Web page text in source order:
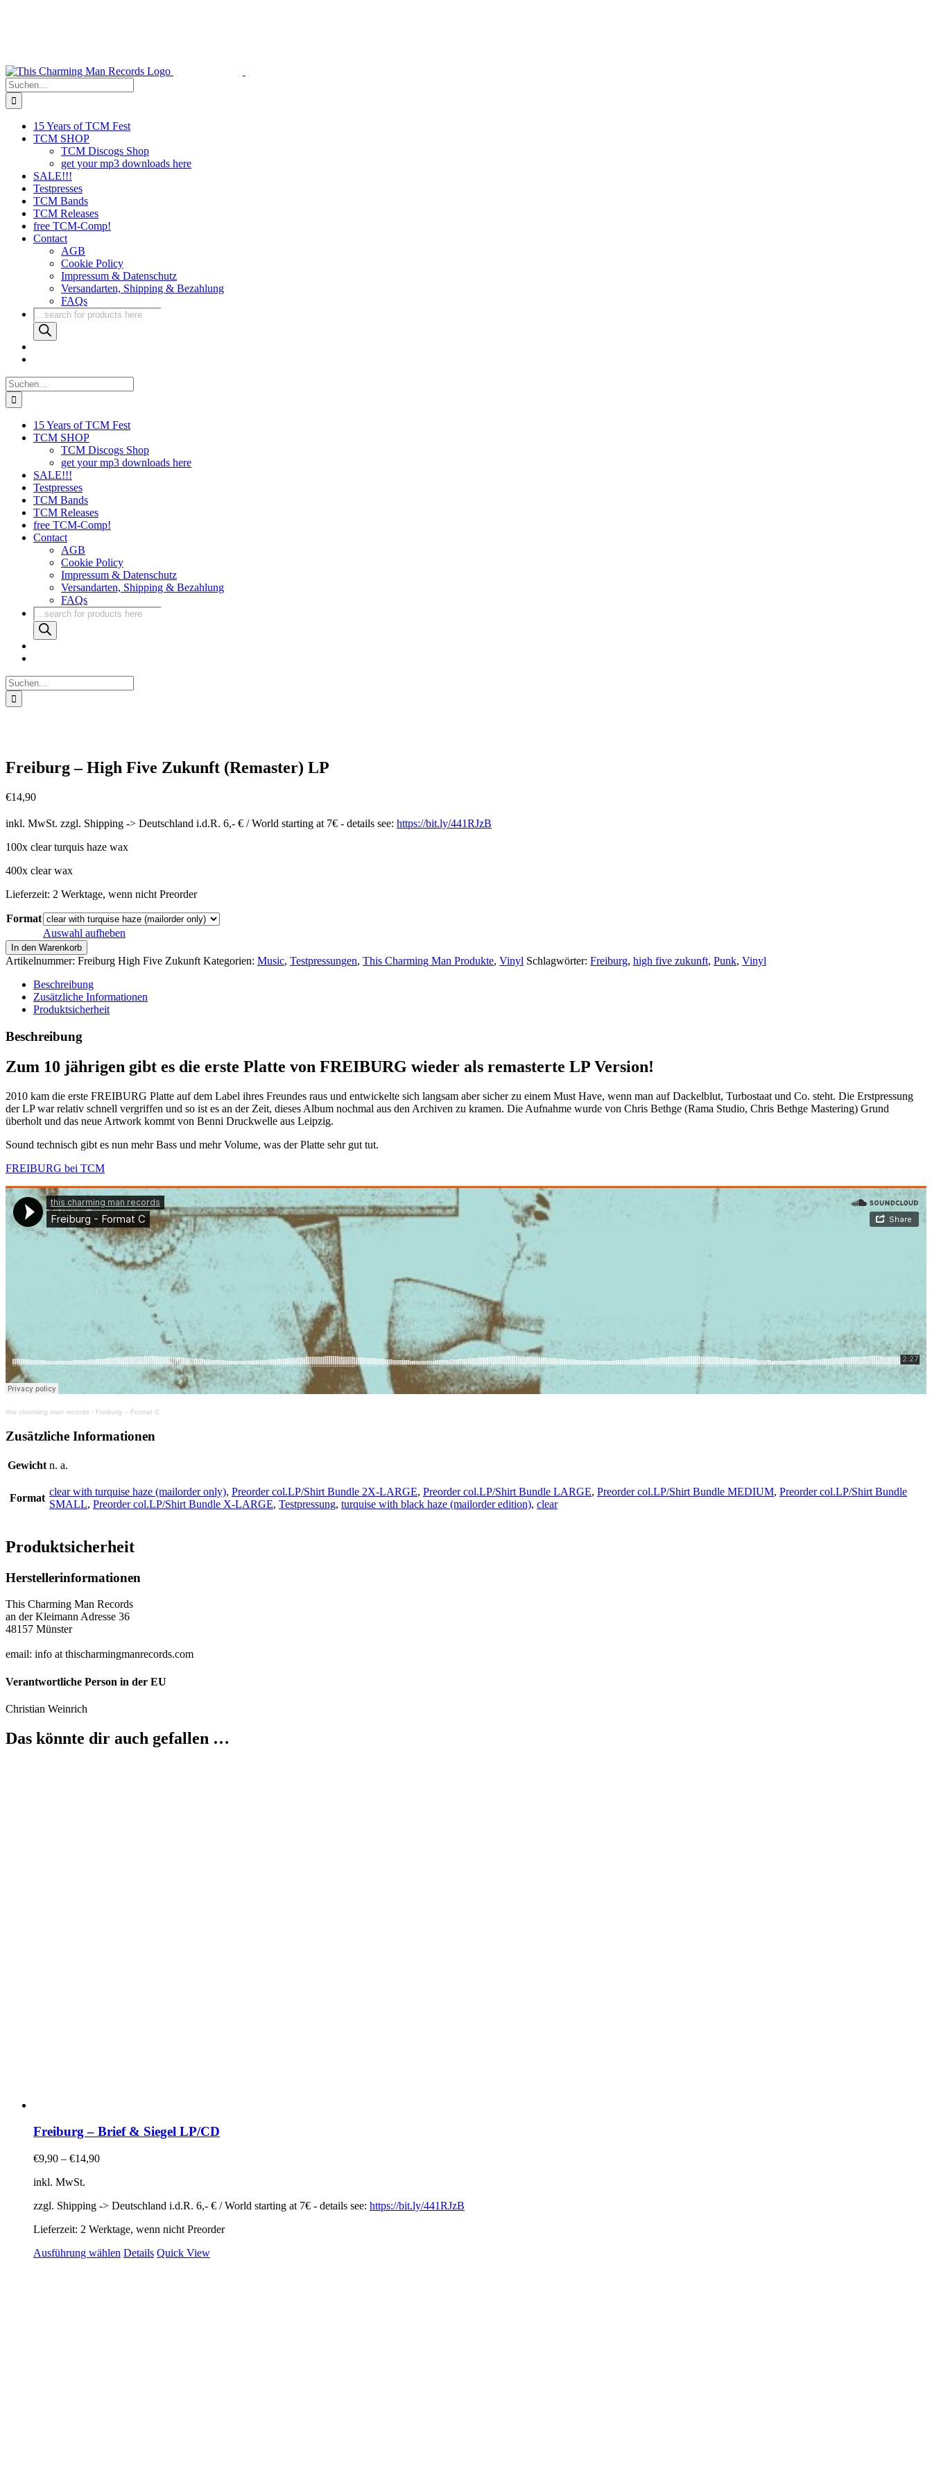
Suche
nach:
15 Years of TCM Fest
TCM SHOP
TCM Discogs Shop
get your mp3 downloads here
SALE!!!
Testpresses
TCM Bands
TCM Releases
free TCM-Comp!
Contact
AGB
Cookie Policy
Impressum & Datenschutz
Versandarten, Shipping & Bezahlung
FAQs
Products
search
Suche
nach:
15 Years of TCM Fest
TCM SHOP
TCM Discogs Shop
get your mp3 downloads here
SALE!!!
Testpresses
TCM Bands
TCM Releases
free TCM-Comp!
Contact
AGB
Cookie Policy
Impressum & Datenschutz
Versandarten, Shipping & Bezahlung
FAQs
Products
search
Suche
nach:
Freiburg – High Five Zukunft (Remaster) LP
€14,90
inkl. MwSt. zzgl. Shipping -> Deutschland i.d.R. 6,- € / World starting at 7€ - details see: https://bit.ly/441RJzB
100x clear turquis haze wax
400x clear wax
Lieferzeit: 2 Werktage, wenn nicht Preorder
Format
Auswahl aufheben
Freiburg
-
Five
Zukunft
(Remaster)
Menge
In den Warenkorb
Artikelnummer: Freiburg High Five Zukunft Kategorien: Music, Testpressungen, This Charming Man Produkte, Vinyl Schlagwörter: Freiburg, high five zukunft, Punk, Vinyl
Beschreibung
Zusätzliche Informationen
Produktsicherheit
Beschreibung
Zum 10 jährigen gibt es die erste Platte von FREIBURG wieder als remasterte LP Version!
2010 kam die erste FREIBURG Platte auf dem Label ihres Freundes raus und entwickelte sich langsam aber sicher zu einem Must Have, wenn man auf Dackelblut, Turbostaat und Co. steht. Die Erstpressung
der LP war relativ schnell vergriffen und so ist es an der Zeit, dieses Album nochmal aus den Archiven zu kramen. Die Aufnahme wurde von Chris Bethge (Rama Studio, Chris Bethge Mastering) Grund
überholt und das neue Artwork kommt von Benni Druckwelle aus Leipzig.
Sound technisch gibt es nun mehr Bass und mehr Volume, was der Platte sehr gut tut.
FREIBURG bei TCM
this charming man records · Freiburg – Format C
Zusätzliche Informationen
Gewicht n. a.
Format
clear with turquise haze (mailorder only), Preorder col.LP/Shirt Bundle 2X-LARGE, Preorder col.LP/Shirt Bundle LARGE, Preorder col.LP/Shirt Bundle MEDIUM, Preorder col.LP/Shirt Bundle
SMALL, Preorder col.LP/Shirt Bundle X-LARGE, Testpressung, turquise with black haze (mailorder edition), clear
Produktsicherheit
Herstellerinformationen
This Charming Man Records
an der Kleimann Adresse 36
48157 Münster
email: info at thischarmingmanrecords.com
Verantwortliche Person in der EU
Christian Weinrich
Das könnte dir auch gefallen …
Freiburg – Brief & Siegel LP/CD
€9,90 – €14,90
inkl. MwSt.
zzgl. Shipping -> Deutschland i.d.R. 6,- € / World starting at 7€ - details see: https://bit.ly/441RJzB
Lieferzeit: 2 Werktage, wenn nicht Preorder
Ausführung wählen Dieses
Details Quick View